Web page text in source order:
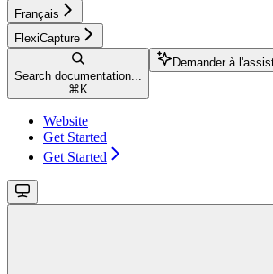
Français
FlexiCapture
Search documentation...
⌘ K
Demander à
Website
Get Started
Get Started